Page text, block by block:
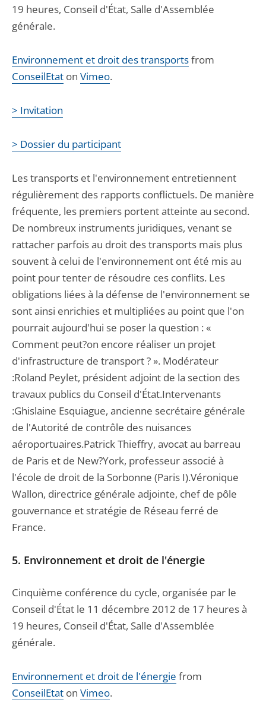
19 heures, Conseil d'État, Salle d'Assemblée
générale.
Environnement et droit des transportsfrom
ConseilEtat on Vimeo.
> Invitation
> Dossier du participant
Les transports et l'environnement entretiennent
régulièrement des rapports conflictuels. De manière
fréquente, les premiers portent atteinte au second.
De nombreux instruments juridiques, venant se
rattacher parfois au droit des transports mais plus
souvent à celui de l'environnement ont été mis au
point pour tenter de résoudre ces conflits. Les
obligations liées à la défense de l'environnement se
sont ainsi enrichies et multipliées au point que l'on
pourrait aujourd'hui se poser la question : «
Comment peut?on encore réaliser un projet
d'infrastructure de transport ? ». Modérateur
:Roland Peylet, président adjoint de la section des
travaux publics du Conseil d'État.Intervenants
:Ghislaine Esquiague, ancienne secrétaire générale
de l'Autorité de contrôle des nuisances
aéroportuaires.Patrick Thieffry, avocat au barreau
de Paris et de New?York, professeur associé à
l'école de droit de la Sorbonne (Paris I).Véronique
Wallon, directrice générale adjointe, chef de pôle
gouvernance et stratégie de Réseau ferré de
France.
5. Environnement et droit de l'énergie
Cinquième conférence du cycle, organisée par le
Conseil d'État le 11 décembre 2012 de 17 heures à
19 heures, Conseil d'État, Salle d'Assemblée
générale.
Environnement et droit de l'énergie from
ConseilEtat on Vimeo.